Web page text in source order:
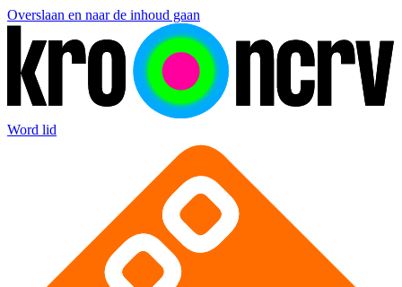
Overslaan en naar de inhoud gaan
Word lid